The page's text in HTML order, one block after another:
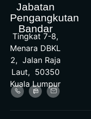
Jabatan
Pengangkutan
Bandar
Tingkat 7-8,
Menara DBKL
2, Jalan Raja
Laut, 50350
Kuala Lumpur